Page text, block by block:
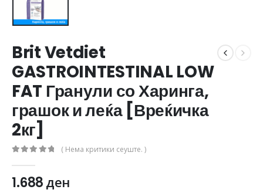
Brit Vetdiet
GASTROINTESTINAL LOW
FAT Гранули со Харинга,
грашок и леќа [Вреќичка
2кг]
( Нема критики сеуште. )
1.688ден